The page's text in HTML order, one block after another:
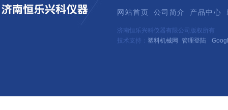
网站首页 公司简介 产品中心
济南恒乐兴科仪器有限公司版权所有
技术支持： 塑料机械网 管理登陆